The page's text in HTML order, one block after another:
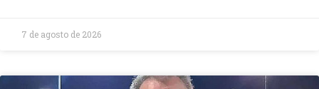
7 de agosto de 2026